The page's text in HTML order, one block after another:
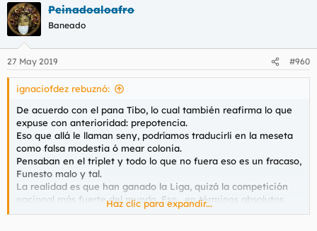
Peinadoaloafro
Baneado
27 May 2019 #960
ignaciofdez rebuznó:
De acuerdo con el pana Tibo, lo cual también reafirma lo que
expuse con anterioridad: prepotencia.
Eso que allá le llaman seny, podríamos traducirli en la meseta
como falsa modestia ó mear colonia.
Pensaban en el triplet y todo lo que no fuera eso es un fracaso,
Funesto malo y tal.
La realidad es que han ganado la Liga, quizá la competición
nacional más fuerte del mundo. Eso , en términos absolutos,
relativos y medio pensionistas, es un éxito.
Haz clic para expandir...